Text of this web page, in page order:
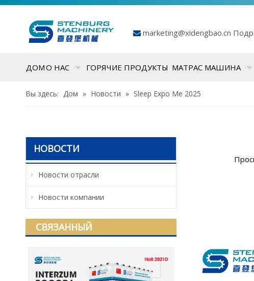
 marketing@xidengbao.cn
ДОМО НАС ГОРЯЧИЕ ПРОДУКТЫ МАТРАС МАШИНА
Вы здесь: Дом » Новости » Sleep Expo Me 2025
НОВОСТИ
Новости отрасли
Новости компании
СВЯЗАННЫЙ